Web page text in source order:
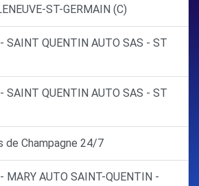
ST-GERMAIN (C)
SAINT QUENTIN AUTO SAS - ST
SAINT QUENTIN AUTO SAS - ST
de Champagne 24/7
MARY AUTO SAINT-QUENTIN -